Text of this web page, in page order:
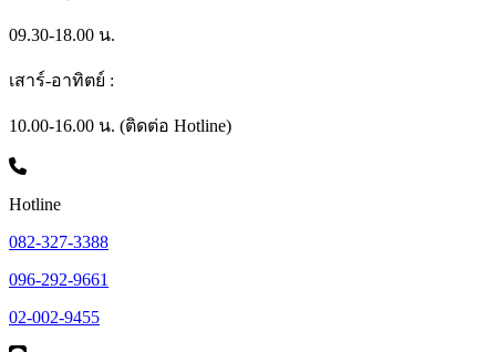
09.30-18.00 น.
เสาร์-อาทิตย์ :
10.00-16.00 น. (ติดต่อ Hotline)
Hotline
082-327-3388
096-292-9661
02-002-9455